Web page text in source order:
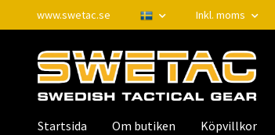
www.swetac.se Inkl. moms
Startsida Om butiken Köpvillkor